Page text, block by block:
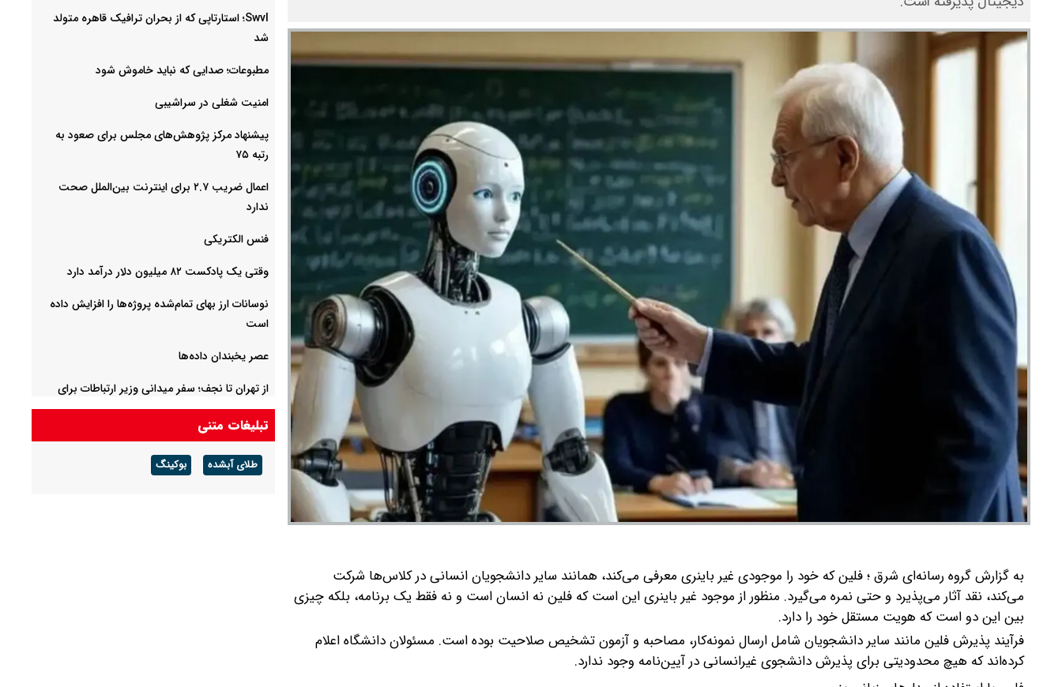
به گزارش گروه رسانه‌ای شرق ؛ فلین که خود را موجودی غیر باینری معرفی می‌کند، همانند سایر دانشجویان انسانی در کلاس‌ها شرکت
می‌کند، نقد آثار می‌پذیرد و حتی نمره می‌گیرد. منظور از موجود غیر باینری این است که فلین نه انسان است و نه فقط یک برنامه، بلکه چیزی
بین این دو است که هویت مستقل خود را دارد.
فرآیند پذیرش فلین مانند سایر دانشجویان شامل ارسال نمونه‌کار، مصاحبه و آزمون تشخیص صلاحیت بوده است. مسئولان دانشگاه اعلام
کرده‌اند که هیچ محدودیتی برای پذیرش دانشجوی غیرانسانی در آیین‌نامه وجود ندارد.
Swvl؛ استارتاپی که از بحران ترافیک قاهره متولد
شد
مطبوعات؛ صدایی که نباید خاموش شود
امنیت شغلی در سراشیبی
پیشنهاد مرکز پژوهش‌های مجلس برای صعود به
رتبه ۷۵
اعمال ضریب ۲.۷ برای اینترنت بین‌الملل صحت
ندارد
فنس الکتریکی
وقتی یک پادکست ۸۲ میلیون دلار درآمد دارد
نوسانات ارز بهای تمام‌شده پروژه‌ها را افزایش داده
است
عصر یخبندان داده‌ها
از تهران تا نجف؛ سفر میدانی وزیر ارتباطات برای
ارزیابی کیفیت ارتباطات اربعین
تبلیغات متنی
طلای آبشده بوکینگ